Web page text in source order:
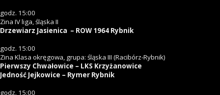
godz. 15:00
Zina IV liga, śląska II
Drzewiarz Jasienica – ROW 1964 Rybnik
godz. 15:00
Zina Klasa okręgowa, grupa: śląska III (Racibórz-Rybnik)
Pierwszy Chwałowice – LKS Krzyżanowice
Jedność Jejkowice – Rymer Rybnik
godz. 15:00